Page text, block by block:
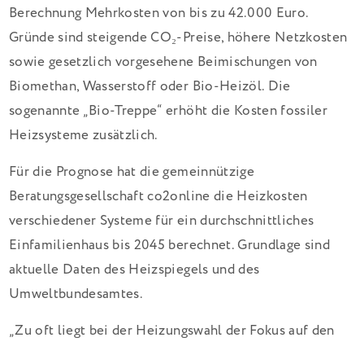
Berechnung Mehrkosten von bis zu 42.000 Euro.
Gründe sind steigende CO₂-Preise, höhere Netzkosten
sowie gesetzlich vorgesehene Beimischungen von
Biomethan, Wasserstoff oder Bio-Heizöl. Die
sogenannte „Bio-Treppe“ erhöht die Kosten fossiler
Heizsysteme zusätzlich.
Für die Prognose hat die gemeinnützige
Beratungsgesellschaft co2online die Heizkosten
verschiedener Systeme für ein durchschnittliches
Einfamilienhaus bis 2045 berechnet. Grundlage sind
aktuelle Daten des Heizspiegels und des
Umweltbundesamtes.
„Zu oft liegt bei der Heizungswahl der Fokus auf den